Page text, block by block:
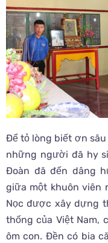
Để tỏ lòng biết ơn
những người đã hy
Đoàn đã đến dâng
giữa một khuôn viên
Nọc được xây dựng
thống của Việt Nam,
ôm con. Đền có bia